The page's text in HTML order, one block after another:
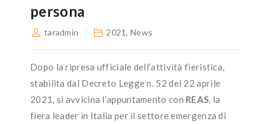
persona
taradmin 2021,News
Dopo la ripresa ufficiale dell’attività fieristica,
stabilita dal Decreto Legge n. 52 del 22 aprile
2021, si avvicina l’appuntamento con REAS, la
fiera leader in Italia per il settore emergenza di